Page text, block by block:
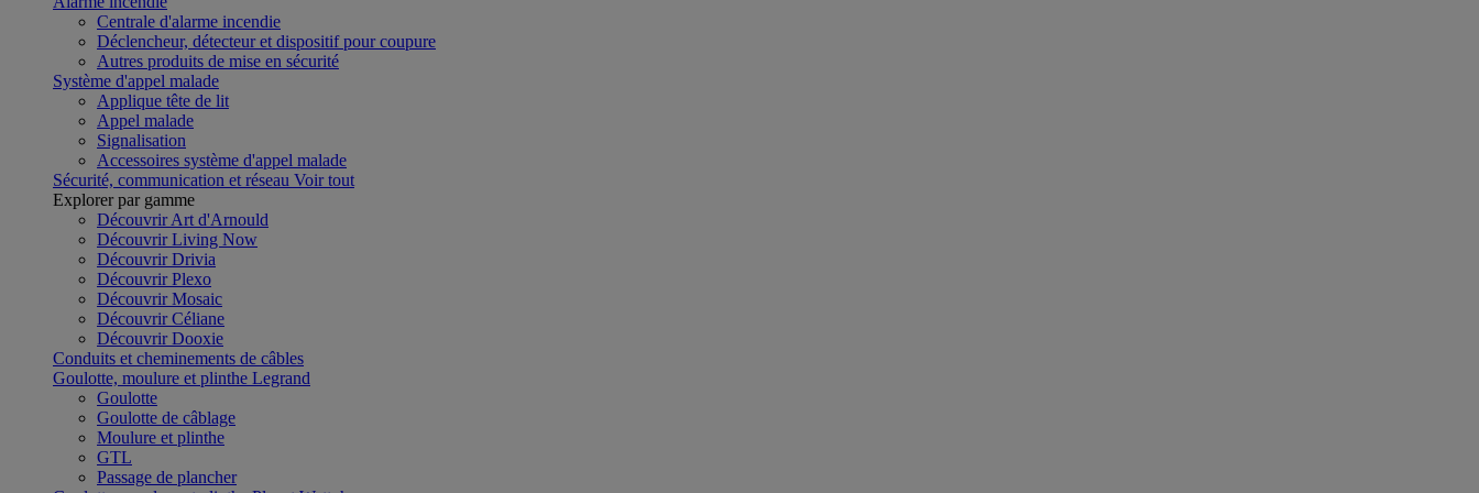
Centrale d'alarme incendie
Déclencheur, détecteur et dispositif pour coupure
Autres produits de mise en sécurité
Système d'appel malade
Applique tête de lit
Appel malade
Signalisation
Accessoires système d'appel malade
Sécurité, communication et réseau Voir tout
Explorer par gamme
Découvrir Art d'Arnould
Découvrir Living Now
Découvrir Drivia
Découvrir Plexo
Découvrir Mosaic
Découvrir Céliane
Découvrir Dooxie
Conduits et cheminements de câbles
Goulotte, moulure et plinthe Legrand
Goulotte
Goulotte de câblage
Moulure et plinthe
GTL
Passage de plancher